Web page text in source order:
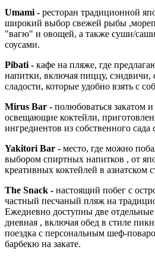
Umami - ресторан традиционной
широкий выбор свежей рыбы
"вагю" и овощей, а также суши/
соусами.
Pibati - кафе на пляже, где
напитки, включая пиццу, сэндвичи,
сладости, которые удобно взять с
Mirus Bar - полюбоваться закатом
освещающие коктейли,
ингредиентов из собственного сада
Yakitori Bar - место, где можно
выбором спиртных напитков , от
креативных коктейлей в азиатском
The Snack - настоящий побег с
частный песчаный пляж на
Ежедневно доступны две отдельные
дневная , включая обед в стиле
поездка с персональным шеф-
барбекю на закате.